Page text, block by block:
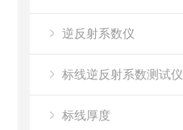
逆反射系数仪
标线逆反射系数测试仪
标线厚度